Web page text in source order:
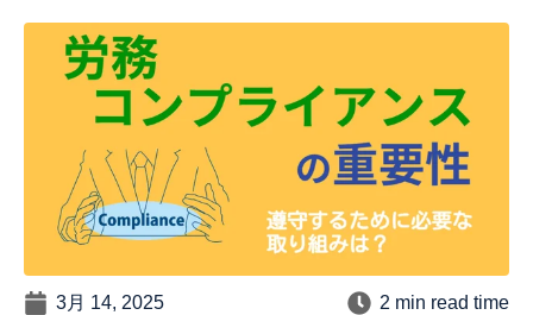
3月 14, 2025 2 min read time